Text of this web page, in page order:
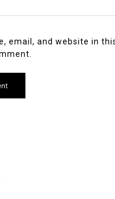
email, and website in